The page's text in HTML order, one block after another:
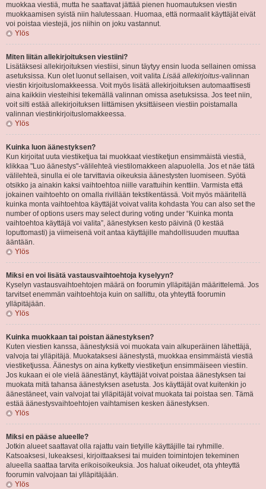
muokkaa viestiä, mutta he saattavat jättää pienen huomautuksen viestin
muokkaamisen syistä niin halutessaan. Huomaa, että normaalit käyttäjät eivät
voi poistaa viestejä, jos niihin on joku vastannut.
Ylös
Miten liitän allekirjoituksen viestiini?
Lisätäksesi allekirjoituksen viestiisi, sinun täytyy ensin luoda sellainen omissa
asetuksissa. Kun olet luonut sellaisen, voit valita Lisää allekirjoitus-valinnan
viestin kirjoituslomakkeessa. Voit myös lisätä allekirjoituksen automaattisesti
aina kaikkiin viesteihisi tekemällä valinnan omissa asetuksissa. Jos teet niin,
voit silti estää allekirjoituksen liittämisen yksittäiseen viestiin poistamalla
valinnan viestinkirjoituslomakkeessa.
Ylös
Kuinka luon äänestyksen?
Kun kirjoitat uuta viestiketjua tai muokkaat viestiketjun ensimmäistä viestiä,
klikkaa "Luo äänestys"-välilehteä viestilomakkeen alapuolella. Jos et näe tätä
välilehteä, sinulla ei ole tarvittavia oikeuksia äänestysten luomiseen. Syötä
otsikko ja ainakin kaksi vaihtoehtoa niille varattuihin kenttiin. Varmista että
jokainen vaihtoehto on omalla rivillään tekstikentässä. Voit myös määritellä
kuinka monta vaihtoehtoa käyttäjät voivat valita kohdasta You can also set the
number of options users may select during voting under “Kuinka monta
vaihtoehtoa käyttäjä voi valita”, äänestyksen kesto päivinä (0 kestää
loputtomasti) ja viimeisenä voit antaa käyttäjille mahdollisuuden muuttaa
ääntään.
Ylös
Miksi en voi lisätä vastausvaihtoehtoja kyselyyn?
Kyselyn vastausvaihtoehtojen määrä on foorumin ylläpitäjän määrittelemä. Jos
tarvitset enemmän vaihtoehtoja kuin on sallittu, ota yhteyttä foorumin
ylläpitäjään.
Ylös
Kuinka muokkaan tai poistan äänestyksen?
Kuten viestien kanssa, äänestyksiä voi muokata vain alkuperäinen lähettäjä,
valvoja tai ylläpitäjä. Muokataksesi äänestystä, muokkaa ensimmäistä viestiä
viestiketjussa. Äänestys on aina kytketty viestiketjun ensimmäiseen viestiin.
Jos kukaan ei ole vielä äänestänyt, käyttäjät voivat poistaa äänestyksen tai
muokata mitä tahansa äänestyksen asetusta. Jos käyttäjät ovat kuitenkin jo
äänestäneet, vain valvojat tai ylläpitäjät voivat muokata tai poistaa sen. Tämä
estää äänestysvaihtoehtojen vaihtamisen kesken äänestyksen.
Ylös
Miksi en pääse alueelle?
Jotkin alueet saattavat olla rajattu vain tietyille käyttäjille tai ryhmille.
Katsoaksesi, lukeaksesi, kirjoittaaksesi tai muiden toimintojen tekeminen
alueella saattaa tarvita erikoisoikeuksia. Jos haluat oikeudet, ota yhteyttä
foorumin valvojaan tai ylläpitäjään.
Ylös